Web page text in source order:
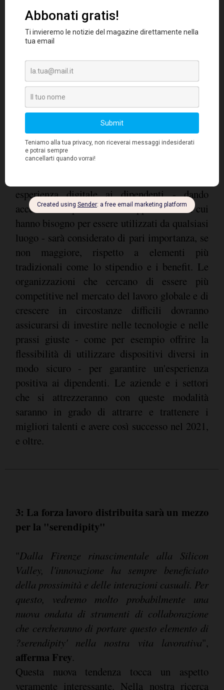
vivono al di fuori dei principali centri
economici.Quando le aziende sono nelle
ogni angolo del mondo, il bacino di
candidati diventa molto più ampioed è
quindi fondamentale assicurarsi di essere
realmente attrattive.
Nella battaglia per attrarre i talenti migliori,
esperienza digitale ai dipendenti - dando
accesso ai dispositivi e alle applicazioni di cui
hanno bisogno per essere utilizzati da qualsiasi
luogo - sarà considerato di pari importanza, se
non maggiore, rispetto a elementi più
tradizionali come lo stipendio e i benefit. Le
organizzazioni che cercano di essere più
competitive nel mercato del lavoro globale e di
crescere in circostanze difficili dovranno
assicurarsi di investire nelle tecnologie e nelle
prassi giuste - come per esempio offrire la
flessibilità di utilizzare dispositivi diversi in
modo sicuro - per garantire un'esperienza
positiva ai dipendenti. Le aziende e i settori
che si attrezzeranno con queste modalità
saranno in grado di attrarre e trattenere i
migliori talenti e avere così successo nel 2021,
e oltre.
3: La forza lavoro distribuita sarà un mezzo
per la "serendipity"
"Dalla Firenze rinascimentale alla Silicon
Valley, l'innovazione ha sempre beneficiato
della prossimità e delle interazioni casuali. Per
questo, vedremo molto probabilmente una
nuova ondata di strumenti di collaborazione
che cercheranno di portare questo elemento di
?serendipity' nella nostra vita lavorativa",
afferma Frey.
Questa nuova tendenza tocca un aspetto
veramente interessante. Nella nostra ricerca